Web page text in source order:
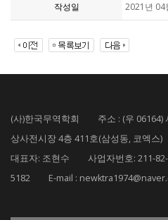
작성일 2021년 04
(사)한국무역학회 주소 : (우 06164)
상사전시장 4층 411호(삼성동, 코엑스)
대표자: 조현수 사업자번호: 211-
5182 E-mail :